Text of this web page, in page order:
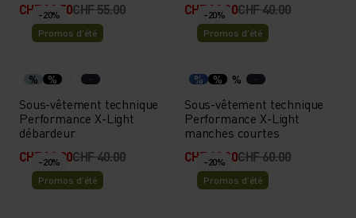
CHF 38.50CHF 55.00
CHF 32.00CHF 40.00
-20%
Promos d’été
% %
Sous-vêtement technique
Performance X-Light
débardeur
CHF 32.00CHF 40.00
-20%
Promos d’été
% % %
Sous-vêtement technique
Performance X-Light
manches courtes
CHF 48.00CHF 60.00
-20%
Promos d’été
-20%
Promos d’été